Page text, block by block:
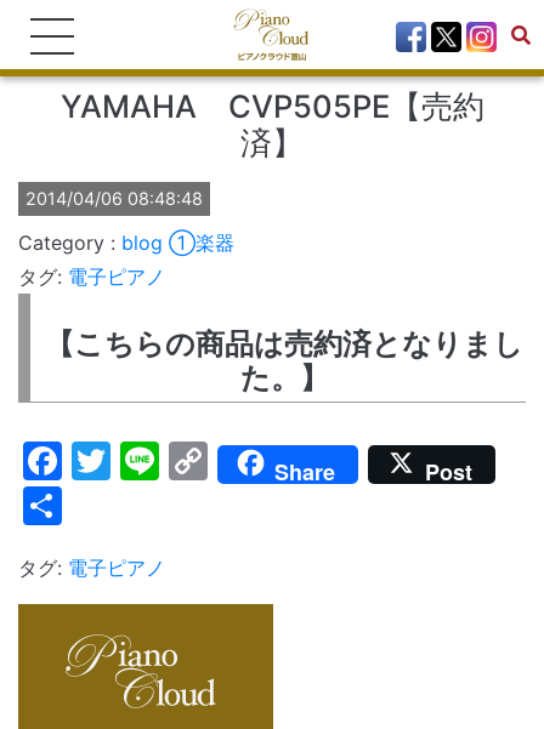
YAMAHA CVP505PE【売約
済】
2014/04/06 08:48:48
blog ①楽器
タグ: 電子ピアノ
【こちらの商品は売約済となりまし
た。】
Facebook
Twitter
LineCopy
Link
Share Post
タグ: 電子ピアノ